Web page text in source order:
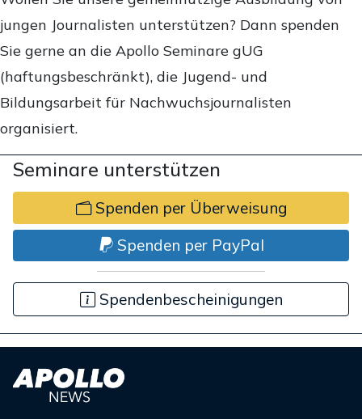
jungen Journalisten unterstützen? Dann spenden
Sie gerne an die Apollo Seminare gUG
(haftungsbeschränkt), die Jugend- und
Bildungsarbeit für Nachwuchsjournalisten
organisiert.
Seminare unterstützen
Spenden per Überweisung
Spenden per PayPal
Spendenbescheinigungen